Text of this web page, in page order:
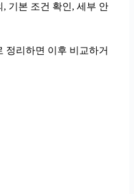
기본 조건 확인, 세부 안
정리하면 이후 비교하거